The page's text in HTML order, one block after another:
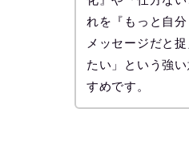
れを『もっと自
メッセージだと
たい」という強
すめです。